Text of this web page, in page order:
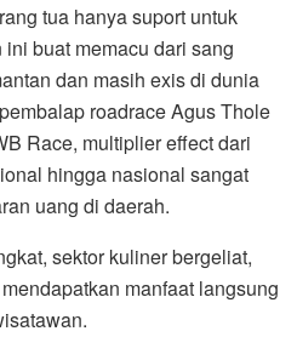
tua hanya suport untuk
buat memacu dari sang
dan masih exis di dunia
roadrace Agus Thole
Race, multiplier effect dari
hingga nasional sangat
uang di daerah.
sektor kuliner bergeliat,
manfaat langsung